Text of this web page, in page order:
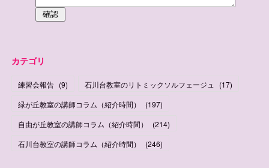
カテゴリ
練習会報告 (9) 石川台教室のリトミックソルフェージュ (17)
緑が丘教室の講師コラム（紹介時間）
(197)
自由が丘教室の講師コラム（紹介時間）
(214)
石川台教室の講師コラム（紹介時間）
(246)